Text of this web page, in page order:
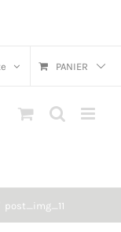
PANIER
post_img_11